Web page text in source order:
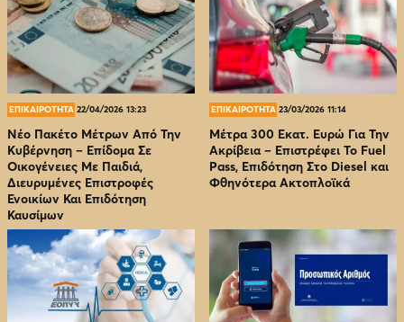
ΕΠΙΚΑΙΡΟΤΗΤΑ 22/04/2026 13:23
Νέο Πακέτο Μέτρων Από Την
Κυβέρνηση – Επίδομα Σε
Οικογένειες Με Παιδιά,
Διευρυμένες Επιστροφές
Ενοικίων Και Επιδότηση
Καυσίμων
ΕΠΙΚΑΙΡΟΤΗΤΑ 23/03/2026 11:14
Μέτρα 300 Εκατ. Ευρώ Για Την
Ακρίβεια – Επιστρέφει Το Fuel
Pass, Επιδότηση Στο Diesel και
Φθηνότερα Ακτοπλοϊκά